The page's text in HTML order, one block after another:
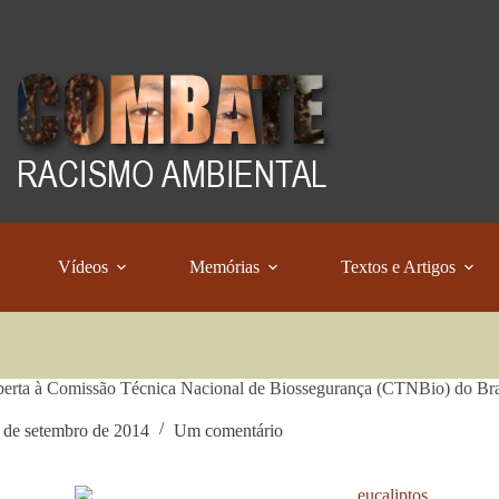
Vídeos Memórias Textos e Artigos
à Comissão Técnica Nacional de Biossegurança (CTNBio) do
setembro de 2014 Um comentário